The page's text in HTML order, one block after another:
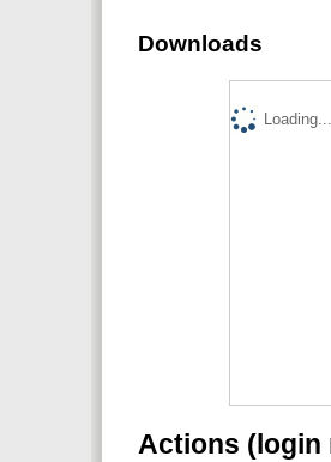
Downloads
Loading...
Actions (login